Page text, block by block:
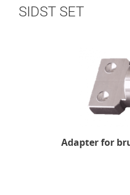
SIDST SET
Adapter for